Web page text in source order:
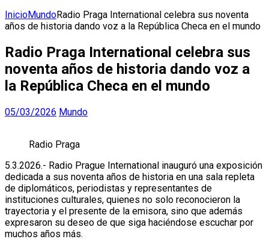
InicioMundoRadio Praga International celebra sus noventa
años de historia dando voz a la República Checa en el mundo
Radio Praga International celebra sus
noventa años de historia dando voz a
la República Checa en el mundo
05/03/2026 Mundo
Radio Praga
5.3.2026.- Radio Prague International inauguró una exposición
dedicada a sus noventa años de historia en una sala repleta
de diplomáticos, periodistas y representantes de
instituciones culturales, quienes no solo reconocieron la
trayectoria y el presente de la emisora, sino que además
expresaron su deseo de que siga haciéndose escuchar por
muchos años más.